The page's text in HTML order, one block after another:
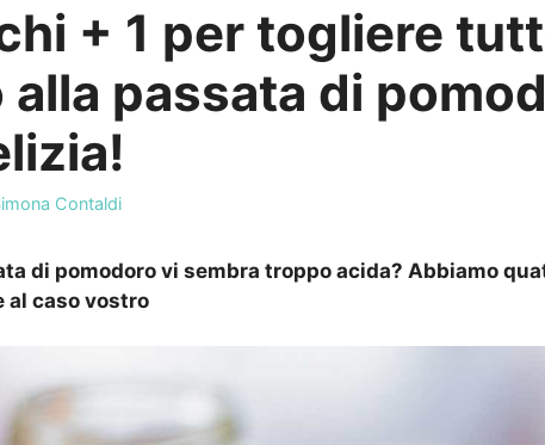
+ 1 per togliere
alla passata di
Contaldi
di pomodoro vi sembra troppo acida? Abbiamo
al caso vostro